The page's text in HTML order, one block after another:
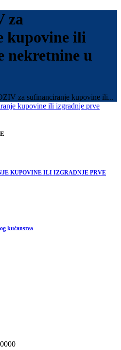
za
kupovine ili
nekretnine u
za sufinanciranje kupovine ili...
KUPOVINE ILI IZGRADNJE PRVE
kućanstva